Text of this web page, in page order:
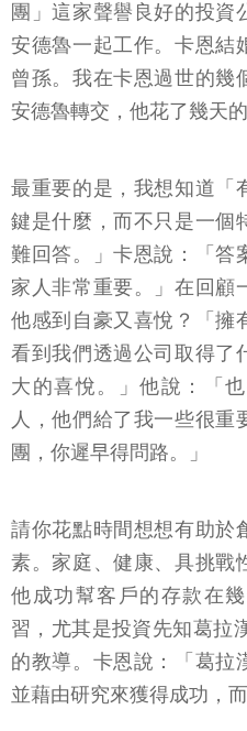
團」這家聲譽良好的投資
安德魯一起工作。卡恩結
曾孫。我在卡恩過世的幾
安德魯轉交，他花了幾天
最重要的是，我想知道「
鍵是什麼，而不只是一個
難回答。」卡恩說：「答
家人非常重要。」在回顧
他感到自豪又喜悅？「擁
看到我們透過公司取得了
大的喜悅。」他說：「
人，他們給了我一些很重
團，你遲早得問路。」
請你花點時間想想有助於
素。家庭、健康、具挑戰
他成功幫客戶的存款在
習，尤其是投資先知葛拉
的教導。卡恩說：「葛拉
並藉由研究來獲得成功，